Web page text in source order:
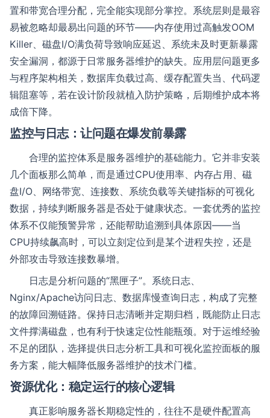
置和带宽合理分配，完全能实现部分掌控。系统层则是最容
易被忽略却最易出问题的环节——内存使用过高触发OOM
Killer、磁盘I/O满负荷导致响应延迟、系统未及时更新暴露
安全漏洞，都源于日常服务器维护的缺失。应用层问题更多
与程序架构相关，数据库负载过高、缓存配置失当、代码逻
辑阻塞等，若在设计阶段就植入防护策略，后期维护成本将
成倍下降。
监控与日志：让问题在爆发前暴露
合理的监控体系是服务器维护的基础能力。它并非安装
几个面板那么简单，而是通过CPU使用率、内存占用、磁
盘I/O、网络带宽、连接数、系统负载等关键指标的可视化
数据，持续判断服务器是否处于健康状态。一套优秀的监控
体系不仅能预警异常，还能帮助追溯到具体原因——当
CPU持续飙高时，可以立刻定位到是某个进程失控，还是
外部攻击导致连接数暴增。
日志是分析问题的“黑匣子”。系统日志、
Nginx/Apache访问日志、数据库慢查询日志，构成了完整
的故障回溯链路。保持日志清晰并定期归档，既能防止日志
文件撑满磁盘，也有利于快速定位性能瓶颈。对于运维经验
不足的团队，选择提供日志分析工具和可视化监控面板的服
务方案，能大幅降低服务器维护的技术门槛。
资源优化：稳定运行的核心逻辑
真正影响服务器长期稳定性的，往往不是硬件配置高